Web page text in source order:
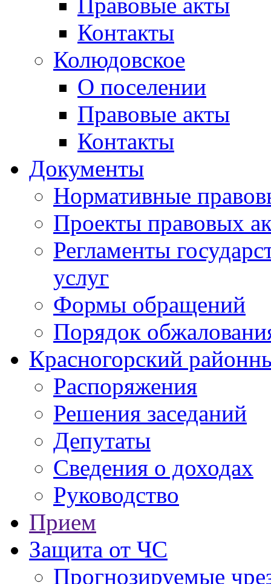
Контакты
Колюдовское
О поселении
Правовые акты
Контакты
Документы
Нормативные
Проекты правовых
Регламенты
услуг
Формы обращений
Порядок
Красногорский
Распоряжения
Решения заседаний
Депутаты
Сведения о доходах
Руководство
Прием
Защита от ЧС
Прогнозируемые